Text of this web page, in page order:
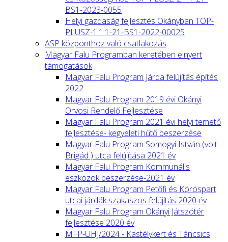
BS1-2023-0055
Helyi gazdaság fejlesztés Okányban TOP-
PLUSZ-1.1.1-21-BS1-2022-00025
ASP központhoz való csatlakozás
Magyar Falu Programban keretében elnyert
támogatások
Magyar Falu Program Járda felújítás építés
2022
Magyar Falu Program 2019 évi Okányi
Orvosi Rendelő Fejlesztése
Magyar Falu Program 2021 évi helyi temető
fejlesztése- kegyeleti hűtő beszerzése
Magyar Falu Program Somogyi István (volt
Brigád ) utca felújítása 2021 év
Magyar Falu Program Kommunális
eszközök beszerzése-2021 év
Magyar Falu Program Petőfi és Köröspart
utcai járdák szakaszos felújítás 2020 év
Magyar Falu Program Okányi Játszótér
fejlesztése 2020 év
MFP-UHJ/2024 - Kastélykert és Táncsics